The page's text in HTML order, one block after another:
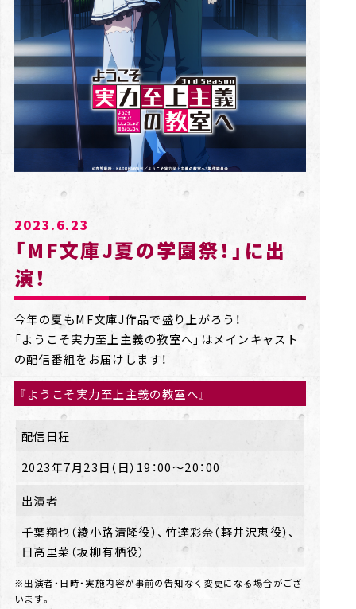
2023.6.23
「MF文庫J夏の学園祭！」に出
演！
今年の夏もMF文庫J作品で盛り上がろう！
「ようこそ実力至上主義の教室へ」はメインキャスト
の配信番組をお届けします！
『ようこそ実力至上主義の教室へ』
配信日程
2023年7月23日（日）19：00～20：00
出演者
千葉翔也（綾小路清隆役）、竹達彩奈（軽井沢恵役）、
日高里菜（坂柳有栖役）
※出演者・日時・実施内容が事前の告知なく変更になる場合がござ
います。